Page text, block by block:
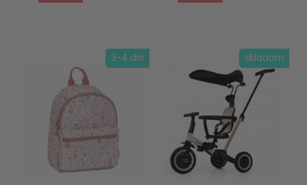
3-4 dni skladom